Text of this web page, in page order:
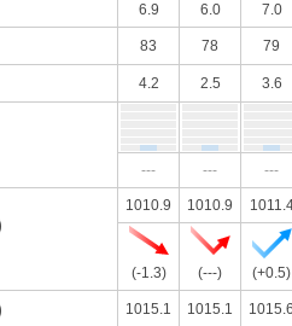
6.9 6.0 7.0
83 78 79
4.2 2.5 3.6
--- --- ---
1010.9 1010.9
(-1.3) (---) (+0.5)
1015.1 1015.1